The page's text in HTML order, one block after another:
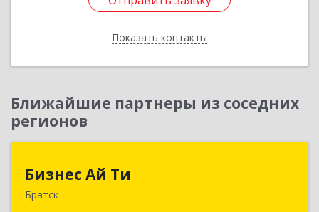
Показать контакты
Назад
Ближайшие партнеры из соседних
регионов
Бизнес Ай Ти
Братск
665717, Иркутская обл, Братск г, Центральный